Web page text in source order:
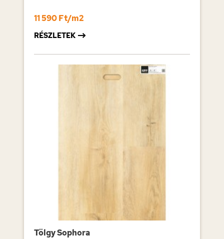
11 590 Ft/m2
RÉSZLETEK
Tölgy Sophora